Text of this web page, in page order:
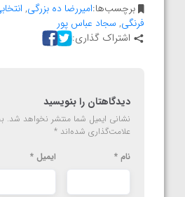
برچسب‌ها:امیررضا ده بزرگی,
فرنگی, سجاد عباس پور
اشتراک گذاری:
دیدگاهتان را بنویسید
نشانی ایمیل شما منتشر نخواهد شد.
علامت‌گذاری شده‌اند *
نام * ایمیل *